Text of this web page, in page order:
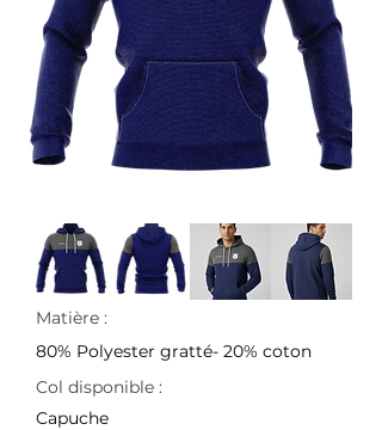
Matière :
80% Polyester gratté- 20% coton
Col disponible :
Capuche